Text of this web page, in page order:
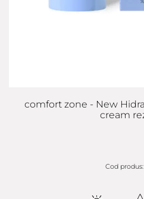
comfort zone - New
cream
Cod produs: